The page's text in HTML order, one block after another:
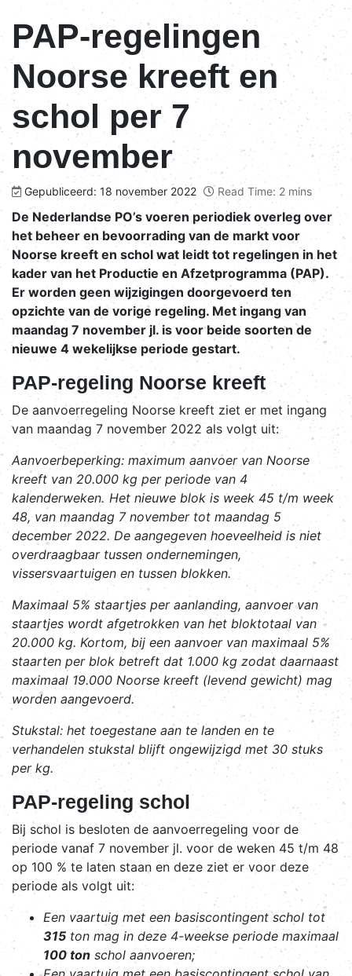
PAP-regelingen
Noorse kreeft en
schol per 7
november
Gepubliceerd: 18 november 2022 Read Time: 2 mins
De Nederlandse PO’s voeren periodiek overleg over
het beheer en bevoorrading van de markt voor
Noorse kreeft en schol wat leidt tot regelingen in het
kader van het Productie en Afzetprogramma (PAP).
Er worden geen wijzigingen doorgevoerd ten
opzichte van de vorige regeling. Met ingang van
maandag 7 november jl. is voor beide soorten de
nieuwe 4 wekelijkse periode gestart.
PAP-regeling Noorse kreeft
De aanvoerregeling Noorse kreeft ziet er met ingang
van maandag 7 november 2022 als volgt uit:
Aanvoerbeperking: maximum aanvoer van Noorse
kreeft van 20.000 kg per periode van 4
kalenderweken. Het nieuwe blok is week 45 t/m week
48, van maandag 7 november tot maandag 5
december 2022. De aangegeven hoeveelheid is niet
overdraagbaar tussen ondernemingen,
vissersvaartuigen en tussen blokken.
Maximaal 5% staartjes per aanlanding, aanvoer van
staartjes wordt afgetrokken van het bloktotaal van
20.000 kg. Kortom, bij een aanvoer van maximaal 5%
staarten per blok betreft dat 1.000 kg zodat daarnaast
maximaal 19.000 Noorse kreeft (levend gewicht) mag
worden aangevoerd.
Stukstal: het toegestane aan te landen en te
verhandelen stukstal blijft ongewijzigd met 30 stuks
per kg.
PAP-regeling schol
Bij schol is besloten de aanvoerregeling voor de
periode vanaf 7 november jl. voor de weken 45 t/m 48
op 100 % te laten staan en deze ziet er voor deze
periode als volgt uit:
Een vaartuig met een basiscontingent schol tot
315 ton mag in deze 4-weekse periode maximaal
100 ton schol aanvoeren;